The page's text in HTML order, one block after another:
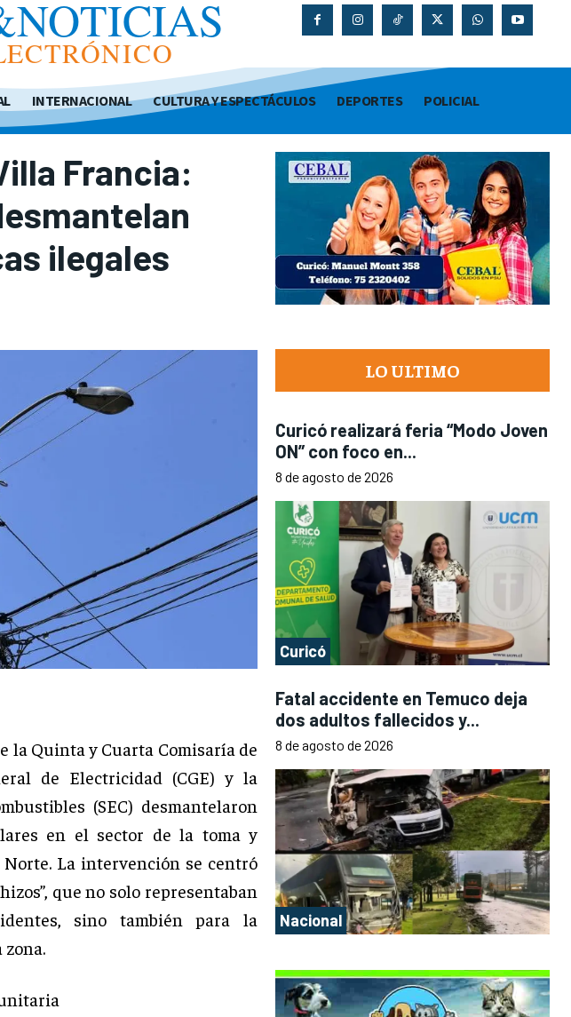
INTERNACIONAL CULTURA Y ESPECTÁCULOS DEPORTES POLICIAL
Francia:
ilegales
la Quinta y Cuarta Comisaría de
de Electricidad (CGE) y la
(SEC) desmantelaron
en el sector de la toma y
La intervención se centró
que no solo representaban
sino también para la
LO ULTIMO
Curicó realizará feria “Modo Joven
ON” con foco en...
8 de agosto de 2026
Curicó
Fatal accidente en Temuco deja
dos adultos fallecidos y...
8 de agosto de 2026
Nacional